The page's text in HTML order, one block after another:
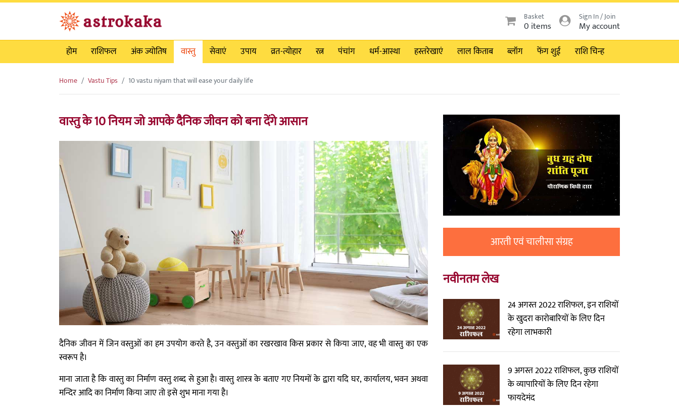
Basket
0 items
Sign In / Join
My account
होम
राशिफल अंक ज्योतिष वास्तु सेवाएं उपाय व्रत-त्योहार रत्न पंचांग धर्म-आस्था हस्तरेखाएं लाल किताब ब्लॉग फेंग शुई राशि चिन्ह
Home Vastu Tips 10 vastu niyam that will ease your daily life
वास्तु के 10 नियम जो आपके दैनिक जीवन को बना देंगे आसान
दैनिक जीवन में जिन वस्तुओं का हम उपयोग करते है, उन वस्तुओं का रखरखाव किस प्रकार से किया जाए, वह भी वास्तु का एक
स्वरूप है।
माना जाता है कि वास्तु का निर्माण वस्तु शब्द से हुआ है। वास्तु शास्त्र के बताए गए नियमों के द्वारा यदि घर, कार्यालय, भवन अथवा
मन्दिर आदि का निर्माण किया जाए तो इसे शुभ माना गया है।
आरती एवं चालीसा संग्रह
नवीनतम लेख
24 अगस्त 2022 राशिफल, इन राशियों
के खुदरा कारोबारियों के लिए दिन
रहेगा लाभकारी
9 अगस्त 2022 राशिफल, कुछ राशियों
के व्यापारियों के लिए दिन रहेगा
फायदेमंद